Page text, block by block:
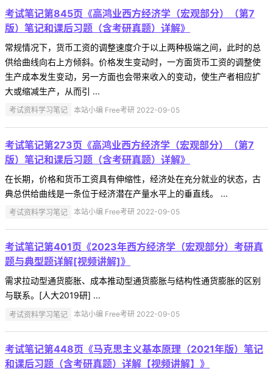
考试笔记第845页《高鸿业西方经济学（宏观部分）（第7
版）笔记和课后习题（含考研真题）详解》
常规情况下，货币工资的调整速度介于以上两种极端之间，此时的总
供给曲线向右上方倾斜。价格发生变动时，一方面货币工资的调整使
生产成本发生变动，另一方面也会带来收入的变动，使生产者相应扩
大或缩减生产，从而引 ...
考试资料学习笔记 本站小编 Free考研 2022-09-05
考试笔记第273页《高鸿业西方经济学（宏观部分）（第7
版）笔记和课后习题（含考研真题）详解》
在长期，价格和货币工资具有伸缩性，经济处在充分就业的状态，古
典总供给曲线是一条位于经济潜在产量水平上的垂直线。 ...
考试资料学习笔记 本站小编 Free考研 2022-09-05
考试笔记第401页《2023年西方经济学（宏观部分）考研真
题与典型题详解[视频讲解]》
需求拉动型通货膨胀、成本推动型通货膨胀与结构性通货膨胀的区别
与联系。[人大2019研] ...
考试资料学习笔记 本站小编 Free考研 2022-09-05
考试笔记第448页《马克思主义基本原理（2021年版）笔记
和课后习题（含考研真题）详解【视频讲解】》